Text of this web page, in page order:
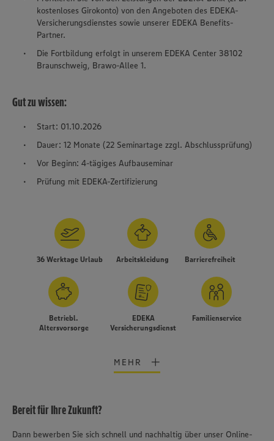
kostenloses Girokonto) von den Angeboten des EDEKA-
Versicherungsdienstes sowie unserer EDEKA Benefits-
Partner.
Die Fortbildung erfolgt in unserem EDEKA Center 38102
Braunschweig, Brawo-Allee 1.
Gut zu wissen:
Start: 01.10.2026
Dauer: 12 Monate (22 Seminartage zzgl. Abschlussprüfung)
Vor Beginn: 4-tägiges Aufbauseminar
Prüfung mit EDEKA-Zertifizierung
36 Werktage Urlaub Arbeitskleidung Barrierefreiheit
Betriebl.
Altersvorsorge
EDEKA
Versicherungsdienst
Familienservice
MEHR
Bereit für Ihre Zukunft?
Dann bewerben Sie sich schnell und nachhaltig über unser Online-